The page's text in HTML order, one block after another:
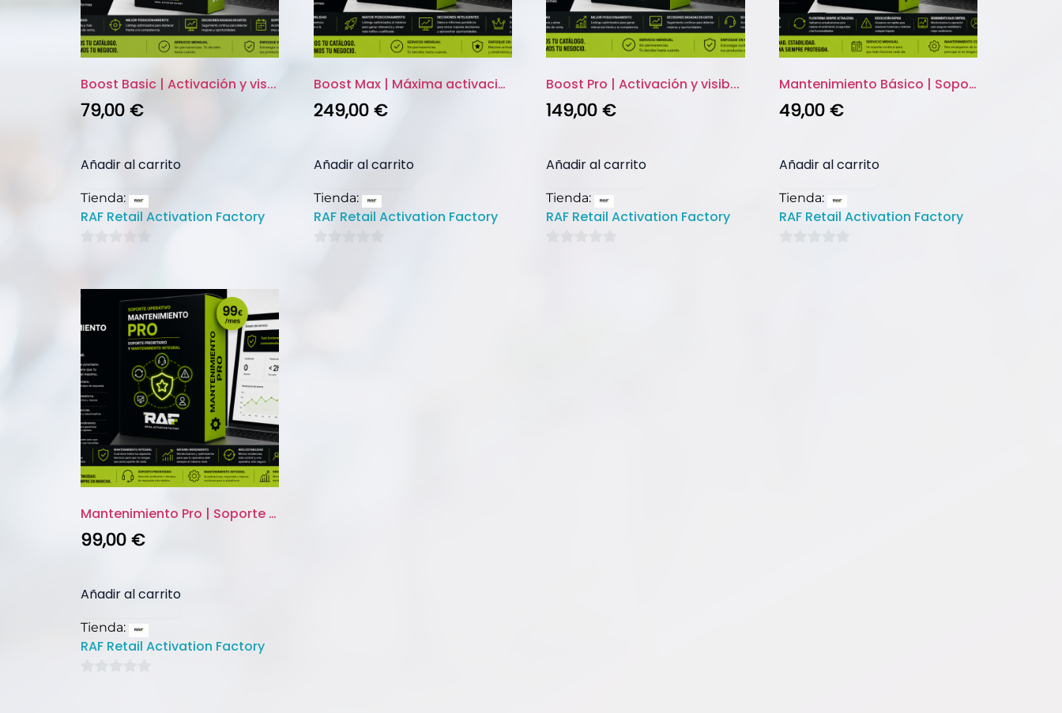
Boost Basic | Activación y vis...
79,00€
Añadir al carrito
Tienda:
RAF Retail Activation Factory
5
Boost Max | Máxima activación ...
249,00€
Añadir al carrito
Tienda:
RAF Retail Activation Factory
Boost Pro | Activación y visib...
149,00€
Añadir al carrito
Tienda:
RAF Retail Activation Factory
Mantenimiento Básico | Soporte...
49,00€
Añadir al carrito
Tienda:
RAF Retail Activation Factory
Mantenimiento Pro | Soporte pr...
99,00€
Añadir al carrito
Tienda:
RAF Retail Activation Factory